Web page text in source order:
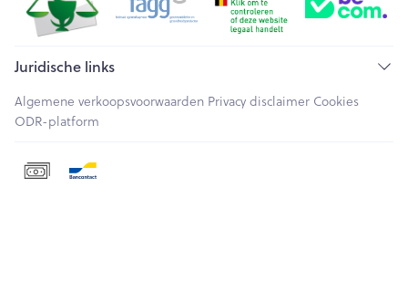
Juridische links
Algemene verkoopsvoorwaarden Privacy disclaimer Cookies
ODR-platform